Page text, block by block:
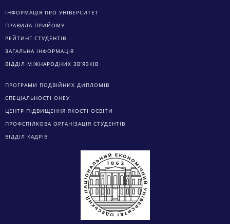
ІНФОРМАЦІЯ ПРО УНІВЕРСИТЕТ
ПРАВИЛА ПРИЙОМУ
РЕЙТИНГ СТУДЕНТІВ
ЗАГАЛЬНА ІНФОРМАЦІЯ
ВІДДІЛ МІЖНАРОДНИХ ЗВ’ЯЗКІВ
ПРОГРАМИ ПОДВІЙНИХ ДИПЛОМІВ
СПЕЦІАЛЬНОСТІ ОНЕУ
ЦЕНТР ПІДВИЩЕННЯ ЯКОСТІ ОСВІТИ
ПРОФСПІЛКОВА ОРГАНІЗАЦІЯ СТУДЕНТІВ
ВІДДІЛ КАДРІВ